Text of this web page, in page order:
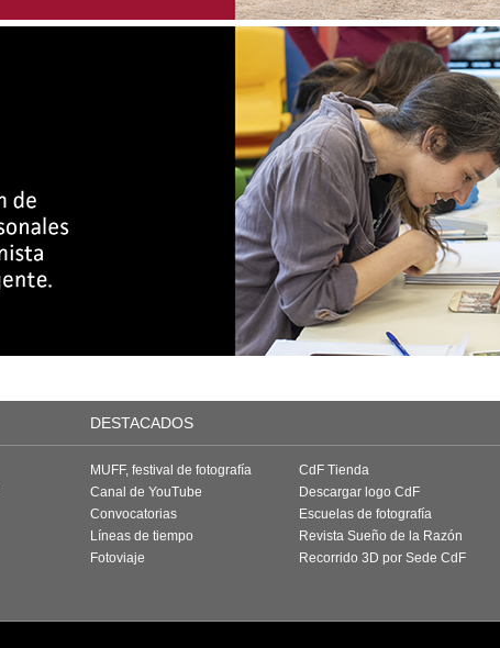
DESTACADOS
MUFF, festival de fotografía
Canal de YouTube
Convocatorias
Líneas de tiempo
Fotoviaje
CdF Tienda
Descargar logo CdF
Escuelas de fotografía
Revista Sueño de la Razón
Recorrido 3D por Sede CdF